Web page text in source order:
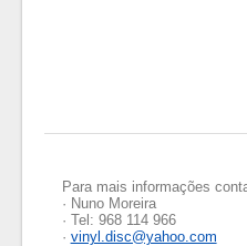
Para mais informações
· Nuno Moreira
· Tel: 968 114 966
· vinyl.disc@yahoo.com